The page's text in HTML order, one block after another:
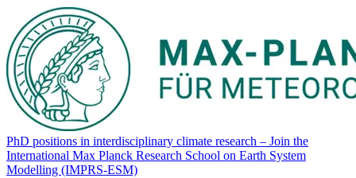
PhD positions in interdisciplinary climate research – Join the
International Max Planck Research School on Earth System
Modelling (IMPRS-ESM)